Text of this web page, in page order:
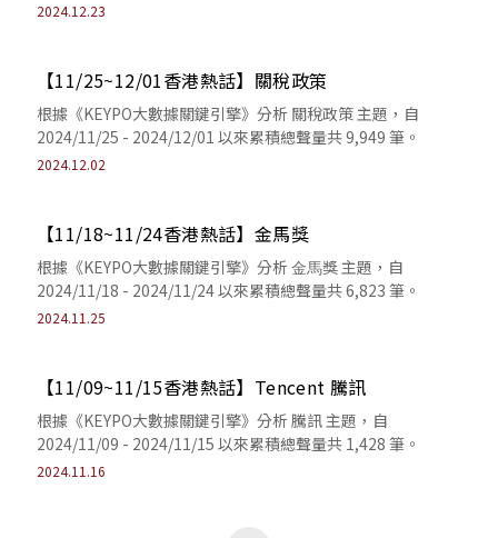
2024.12.23
【11/25~12/01香港熱話】關稅政策
根據《KEYPO⼤數據關鍵引擎》分析 關稅政策 主題，⾃
2024/11/25 - 2024/12/01 以來累積總聲量共 9,949 筆。
2024.12.02
【11/18~11/24香港熱話】金馬獎
根據《KEYPO⼤數據關鍵引擎》分析 ⾦⾺獎 主題，⾃
2024/11/18 - 2024/11/24 以來累積總聲量共 6,823 筆。
2024.11.25
【11/09~11/15香港熱話】Tencent 騰訊
根據《KEYPO大數據關鍵引擎》分析 騰訊 主題，自
2024/11/09 - 2024/11/15 以來累積總聲量共 1,428 筆。
2024.11.16